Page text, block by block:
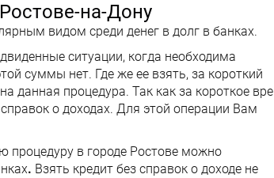
на-Дону
видом среди денег в долг в банках.
ситуации, когда необходима
суммы нет. Где же ее взять, за короткий
данная процедура. Так как за короткое
о доходах. Для этой операции Вам
процедуру в городе Ростове можно
. Взять кредит без справок о доходе не